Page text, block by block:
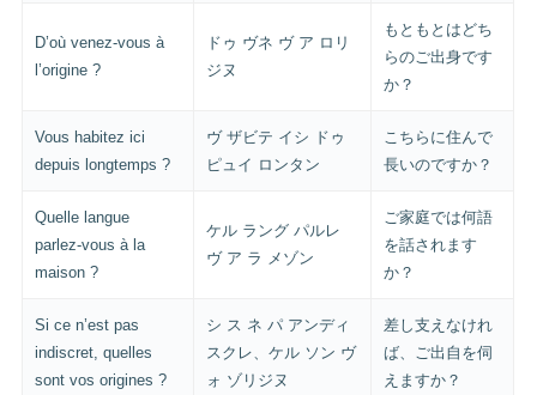
D’où venez-vous à
l’origine ?
ドゥ ヴネ ヴ ア ロリ
ジヌ
もともとはどち
らのご出身です
か？
Vous habitez ici
depuis longtemps ?
ヴ ザビテ イシ ドゥ
ピュイ ロンタン
こちらに住んで
長いのですか？
Quelle langue
parlez-vous à la
maison ?
ケル ラング パルレ
ヴ ア ラ メゾン
ご家庭では何語
を話されます
か？
Si ce n’est pas
indiscret, quelles
sont vos origines ?
シ ス ネ パ アンディ
スクレ、ケル ソン ヴ
ォ ゾリジヌ
差し支えなけれ
ば、ご出自を伺
えますか？